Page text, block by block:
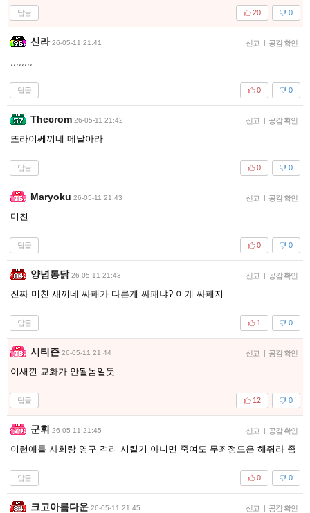
답글 0
20
신라 26-05-11 21:41 신고 | 공감 확인
;;;;;;;;
답글 0
0
Thecrom 26-05-11 21:42 신고 | 공감 확인
또라이쎄끼네 메달아라
답글 0
0
Maryoku 26-05-11 21:43 신고 | 공감 확인
미친
답글 0
0
양념통닭 26-05-11 21:43 신고 | 공감 확인
진짜 미친 새끼네 싸패가 다른게 싸패냐? 이게 싸패지
답글 0
1
시티즌 26-05-11 21:44 신고 | 공감 확인
이새낀 교화가 안될놈일듯
답글 0
12
군휘 26-05-11 21:45 신고 | 공감 확인
이런애들 사회랑 영구 격리 시킬거 아니면 죽여도 무죄정도은 해줘라 좀
답글 0
0
크고아름다운 26-05-11 21:45 신고 | 공감 확인